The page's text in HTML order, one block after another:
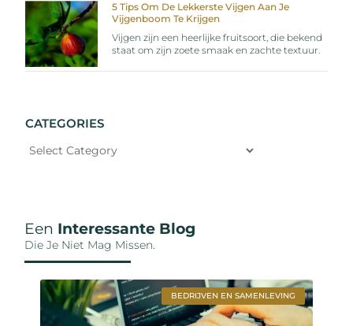
5 Tips Om De Lekkerste Vijgen Aan Je
Vijgenboom Te Krijgen
Vijgen zijn een heerlijke fruitsoort, die bekend
staat om zijn zoete smaak en zachte textuur.
CATEGORIES
Een Interessante Blog
Die Je Niet Mag Missen.
BEDRIJVEN EN SAMENLEVING